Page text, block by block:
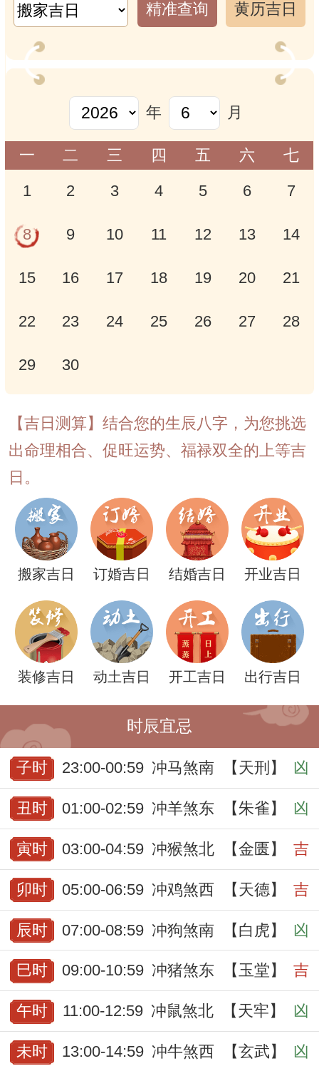
精准查询
黄历吉日
年 月
一 二 三 四 五 六 七
1 2 3 4 5 6 7
8 9 10 11 12 13 14
15 16 17 18 19 20 21
22 23 24 25 26 27 28
29 30
【吉日测算】结合您的生辰八字，为您挑选
出命理相合、促旺运势、福禄双全的上等吉
日。
搬家吉日 订婚吉日 结婚吉日 开业吉日
装修吉日 动土吉日 开工吉日 出行吉日
时辰宜忌
子时 23:00-00:59 冲马煞南 【天刑】 凶
丑时 01:00-02:59 冲羊煞东 【朱雀】 凶
寅时 03:00-04:59 冲猴煞北 【金匮】 吉
卯时 05:00-06:59 冲鸡煞西 【天德】 吉
辰时 07:00-08:59 冲狗煞南 【白虎】 凶
巳时 09:00-10:59 冲猪煞东 【玉堂】 吉
午时 11:00-12:59 冲鼠煞北 【天牢】 凶
未时 13:00-14:59 冲牛煞西 【玄武】 凶